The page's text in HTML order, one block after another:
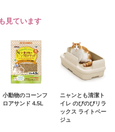
見ています
小動物のコーンフ
ロアサンド 4.5L
ニャンとも清潔ト
イレ のびのびリラ
ックス ライトベー
ジュ